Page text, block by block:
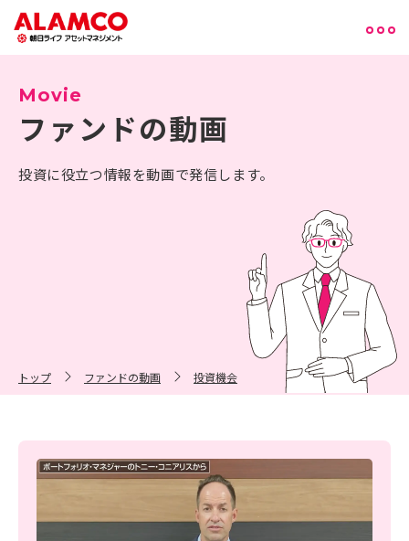
Movie
ファンドの動画
投資に役立つ情報を動画で発信します。
トップ ファンドの動画 投資機会